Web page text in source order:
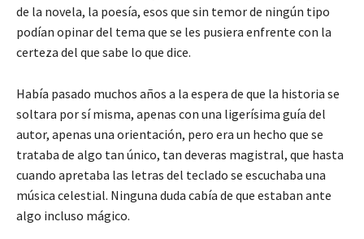
de la novela, la poesía, esos que sin temor de ningún tipo
podían opinar del tema que se les pusiera enfrente con la
certeza del que sabe lo que dice.
Había pasado muchos años a la espera de que la historia se
soltara por sí misma, apenas con una ligerísima guía del
autor, apenas una orientación, pero era un hecho que se
trataba de algo tan único, tan deveras magistral, que hasta
cuando apretaba las letras del teclado se escuchaba una
música celestial. Ninguna duda cabía de que estaban ante
algo incluso mágico.